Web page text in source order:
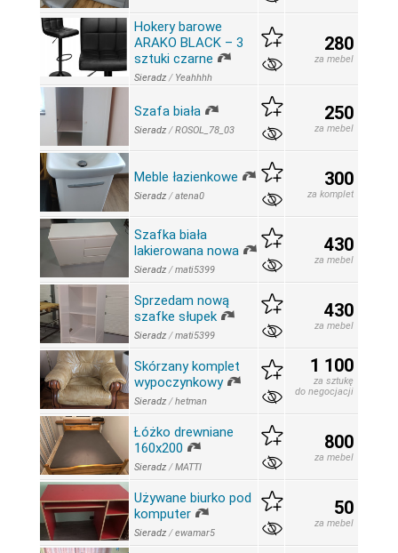
Hokery barowe
ARAKO BLACK – 3
sztuki czarne
Sieradz / Yeahhhh
280
za mebel
Szafa biała
Sieradz /ROSOL_78_03
250
za mebel
Meble łazienkowe
Sieradz /atena0
300
za komplet
Szafka biała
lakierowana nowa
Sieradz /mati5399
430
za mebel
Sprzedam nową
szafke słupek
Sieradz /mati5399
430
za mebel
Skórzany komplet
wypoczynkowy
Sieradz /hetman
1 100
za sztukę
do negocjacji
Łóżko drewniane
160x200
Sieradz /MATTI
800
za mebel
Używane biurko pod
komputer
Sieradz /ewamar5
50
za mebel